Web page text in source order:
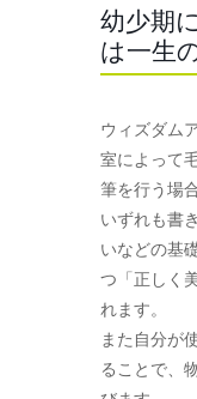
幼少期
は一生
ウィズダム
室によって
筆を行う場
いずれも書
いなどの基
つ「正しく
れます。
また自分が
ることで、